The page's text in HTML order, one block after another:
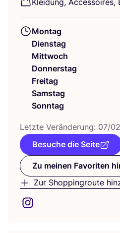
Klei­dung, Acces­soires,
Montag
Dienstag
Mittwoch
Donnerstag
Freitag
Samstag
Sonntag
Letz­te Ver­än­de­rung: 07/02
Besuche die Seite
Zu meinen Favoriten
Zu
Zur Shoppingroute